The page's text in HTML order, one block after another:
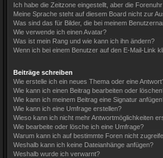
Ich habe die Zeitzone eingestellt, aber die
Meine Sprache steht auf diesem Board nicht zur
Was sind das für Bilder, die bei meinem
Wie verwende ich einen Avatar?
Was ist mein Rang und wie kann ich ihn ändern?
Wenn ich bei einem Benutzer auf den E-Mail-Link
Beiträge schreiben
Wie erstelle ich ein neues Thema oder eine
Wie kann ich einen Beitrag bearbeiten oder
Wie kann ich meinem Beitrag eine Signatur
Wie kann ich eine Umfrage erstellen?
Wieso kann ich nicht mehr Antwortmöglichkeiten
Wie bearbeite oder lösche ich eine Umfrage?
Warum kann ich auf bestimmte Foren nicht
Weshalb kann ich keine Dateianhänge anfügen?
Weshalb wurde ich verwarnt?